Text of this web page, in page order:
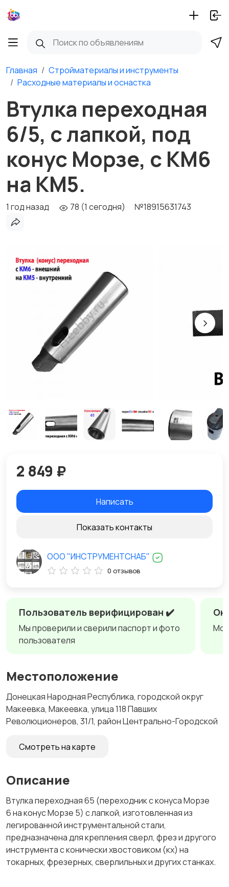
Главная
Стройматериалы и инструменты
Расходные материалы и оснастка
Втулка переходная
6/5, с лапкой, под
конус Морзе, с КМ6
на КМ5.
1 год назад 78 (1 сегодня) №18915631743
Пользователь верифицирован ✔️
Мы проверили и сверили паспорт и фото
пользователя
Местоположение
Донецкая Народная Республика, городской округ
Макеевка, Макеевка, улица 118 Павших
Революционеров, 31/1, район Центрально-Городской
Смотреть на карте
Описание
Втулка переходная 65 (переходник с конуса Морзе
6 на конус Морзе 5) с лапкой, изготовленная из
легированной инструментальной стали,
предназначена для крепления сверл, фрез и другого
инструмента с конически хвостовиком (кх) на
токарных, фрезерных, сверлильных и других станках.
2 849 ₽
Написать
Показать контакты
ООО "ИНСТРУМЕНТСНАБ"
0 отзывов